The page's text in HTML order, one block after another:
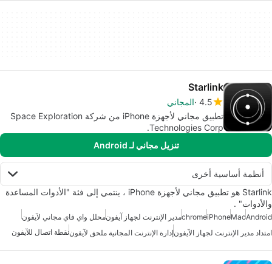
Starlink
4.5 المجاني
تطبيق مجاني لأجهزة iPhone من شركة Space Exploration
Technologies Corp.
تنزيل مجاني لـ Android
أنظمة أساسية أخرى
Starlink هو تطبيق مجاني لأجهزة iPhone ، ينتمي إلى فئة "الأدوات المساعدة
والأدوات" .
Android
Mac
iPhone
chromeمدير الإنترنت لجهاز آيفونمحلل واي فاي مجاني لآيفون
امتداد مدير الإنترنت لجهاز الآيفونإدارة الإنترنت المجانية ملحق لآيفوننقطة اتصال للآيفون